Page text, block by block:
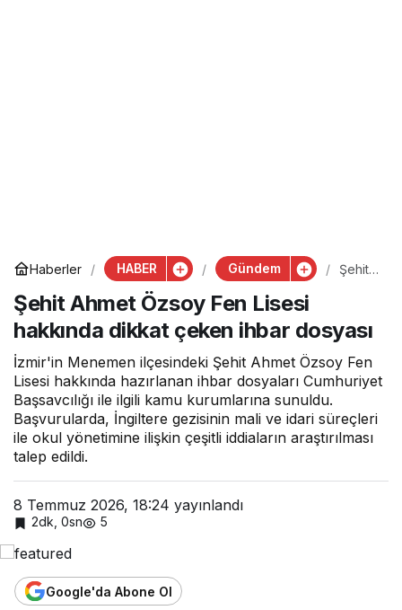
Haberler HABER Gündem
Şehit
Lisesi
hakkın
da
dikkat
çeken
dosya
sı
Şehit Ahmet Özsoy Fen Lisesi
hakkında dikkat çeken ihbar dosyası
İzmir'in Menemen ilçesindeki Şehit Ahmet Özsoy Fen
Lisesi hakkında hazırlanan ihbar dosyaları Cumhuriyet
Başsavcılığı ile ilgili kamu kurumlarına sunuldu.
Başvurularda, İngiltere gezisinin mali ve idari süreçleri
ile okul yönetimine ilişkin çeşitli iddiaların araştırılması
talep edildi.
8 Temmuz 2026, 18:24 yayınlandı
2dk, 0sn 5
Google'da Abone Ol